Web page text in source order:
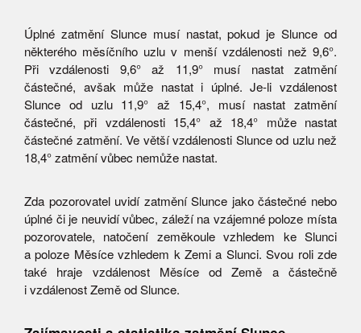
Úplné zatmění Slunce musí nastat, pokud je Slunce od
některého měsíčního uzlu v menší vzdálenosti než 9,6°.
Při vzdálenosti 9,6° až 11,9° musí nastat zatmění
částečné, avšak může nastat i úplné. Je-li vzdálenost
Slunce od uzlu 11,9° až 15,4°, musí nastat zatmění
částečné, při vzdálenosti 15,4° až 18,4° může nastat
částečné zatmění. Ve větší vzdálenosti Slunce od uzlu než
18,4° zatmění vůbec nemůže nastat.
Zda pozorovatel uvidí zatmění Slunce jako částečné nebo
úplné či je neuvidí vůbec, záleží na vzájemné poloze místa
pozorovatele, natočení zeměkoule vzhledem ke Slunci
a poloze Měsíce vzhledem k Zemi a Slunci. Svou roli zde
také hraje vzdálenost Měsíce od Země a částečně
i vzdálenost Země od Slunce.